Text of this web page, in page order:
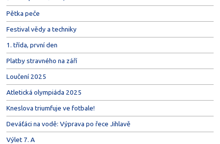
Pětka peče
Festival vědy a techniky
1. třída, první den
Platby stravného na září
Loučení 2025
Atletická olympiáda 2025
Kneslova triumfuje ve fotbale!
Deváťáci na vodě: Výprava po řece Jihlavě
Výlet 7. A